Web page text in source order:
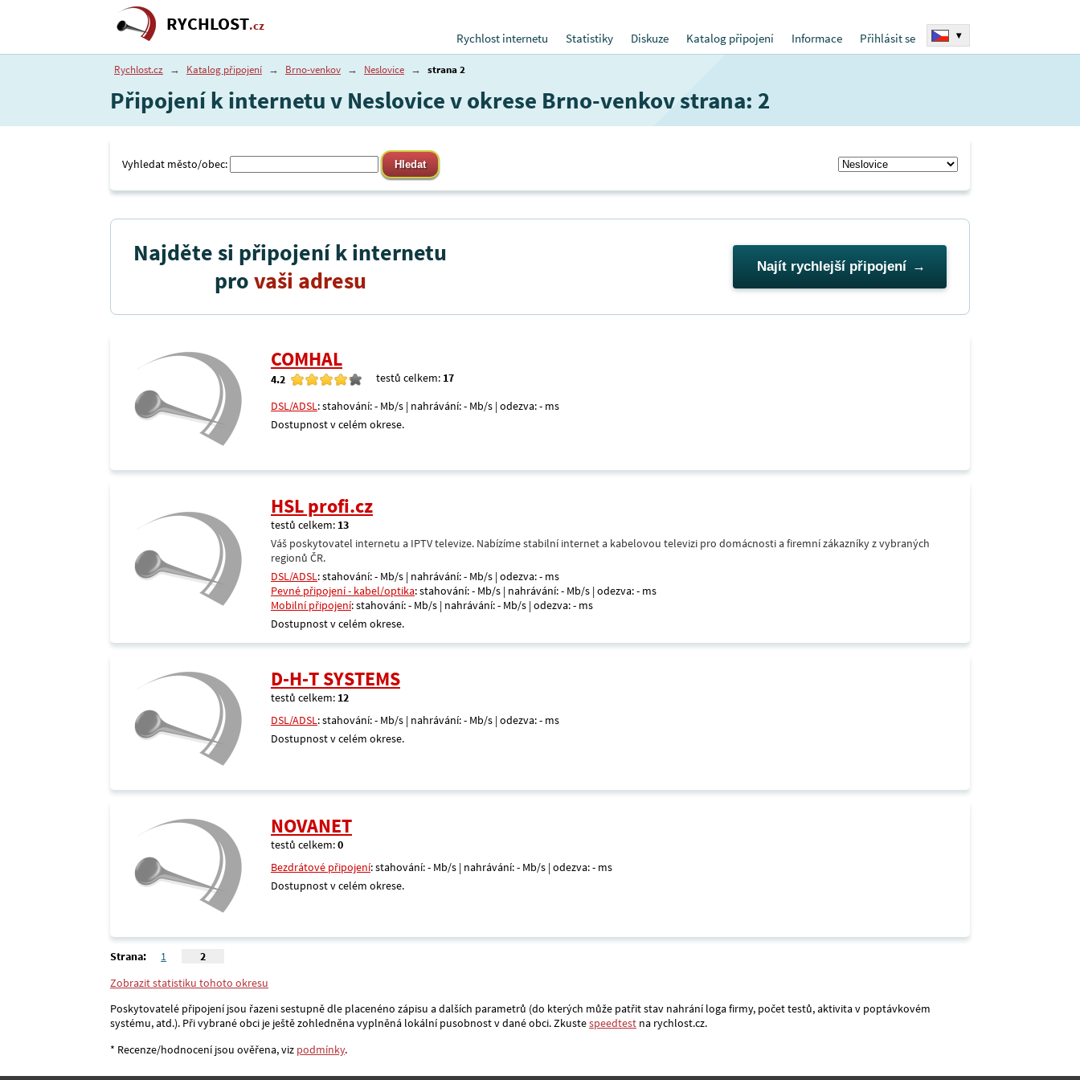
RYCHLOST.cz
Rychlost internetu
Statistiky Diskuze Katalog připojení Informace Přihlásit se ▾
Rychlost.cz → Katalog připojení → Brno-venkov → Neslovice → strana 2
Připojení k internetu v Neslovice v okrese Brno-venkov strana: 2
Vyhledat město/obec:
Najděte si připojení k internetu
provaši adresu Najít rychlejší připojení
COMHAL
4.2 testů celkem: 17
DSL/ADSL: stahování: - Mb/s | nahrávání: - Mb/s | odezva: - ms
Dostupnost v celém okrese.
HSL profi.cz
testů celkem: 13
Váš poskytovatel internetu a IPTV televize. Nabízíme stabilní internet a kabelovou televizi pro domácnosti a firemní zákazníky z vybraných
regionů ČR.
DSL/ADSL: stahování: - Mb/s | nahrávání: - Mb/s | odezva: - ms
Pevné připojení - kabel/optika: stahování: - Mb/s | nahrávání: - Mb/s | odezva: - ms
Mobilní připojení: stahování: - Mb/s | nahrávání: - Mb/s | odezva: - ms
Dostupnost v celém okrese.
D-H-T SYSTEMS
testů celkem: 12
DSL/ADSL: stahování: - Mb/s | nahrávání: - Mb/s | odezva: - ms
Dostupnost v celém okrese.
NOVANET
testů celkem:0
Bezdrátové připojení: stahování: - Mb/s | nahrávání: - Mb/s | odezva: - ms
Dostupnost v celém okrese.
Strana: 1
2
Zobrazit statistiku tohoto okresu
Poskytovatelé připojení jsou řazeni sestupně dle placenéno zápisu a dalších parametrů (do kterých může patřit stav nahrání loga firmy, počet testů, aktivita v poptávkovém
systému, atd.). Při vybrané obci je ještě zohledněna vyplněná lokální pusobnost v dané obci. Zkustespeedtest na rychlost.cz.
* Recenze/hodnocení jsou ověřena, viz podmínky.